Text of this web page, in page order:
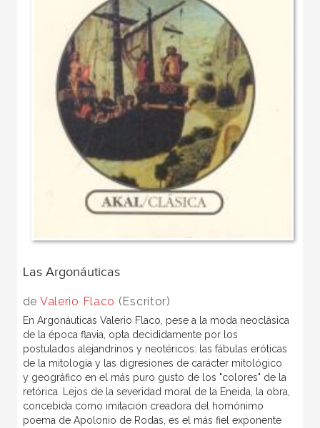
Las Argonáuticas
de Valerio Flaco (Escritor)
En Argonáuticas Valerio Flaco, pese a la moda neoclásica
de la época flavia, opta decididamente por los
postulados alejandrinos y neotéricos: las fábulas eróticas
de la mitología y las digresiones de carácter mitológico
y geográfico en el más puro gusto de los "colores" de la
retórica. Lejos de la severidad moral de la Eneida, la obra,
concebida como imitación creadora del homónimo
poema de Apolonio de Rodas, es el más fiel exponente